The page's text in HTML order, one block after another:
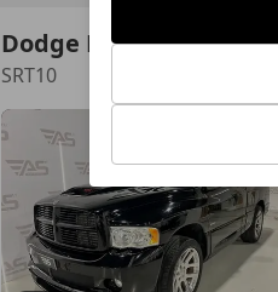
Dodge RAM
SRT10